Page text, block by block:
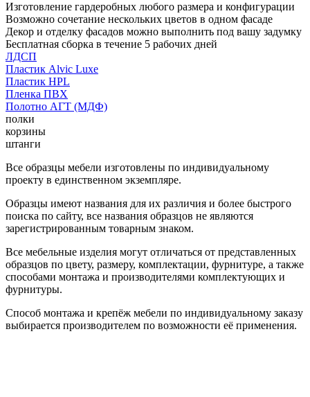
Изготовление гардеробных любого размера и конфигурации
Возможно сочетание нескольких цветов в одном фасаде
Декор и отделку фасадов можно выполнить под вашу задумку
Бесплатная сборка в течение 5 рабочих дней
ЛДСП
Пластик Alvic Luxe
Пластик HPL
Пленка ПВХ
Полотно АГТ (МДФ)
полки
корзины
штанги
Все образцы мебели изготовлены по индивидуальному
проекту в единственном экземпляре.
Образцы имеют названия для их различия и более быстрого
поиска по сайту, все названия образцов не являются
зарегистрированным товарным знаком.
Все мебельные изделия могут отличаться от представленных
образцов по цвету, размеру, комплектации, фурнитуре, а также
способами монтажа и производителями комплектующих и
фурнитуры.
Способ монтажа и крепёж мебели по индивидуальному заказу
выбирается производителем по возможности её применения.